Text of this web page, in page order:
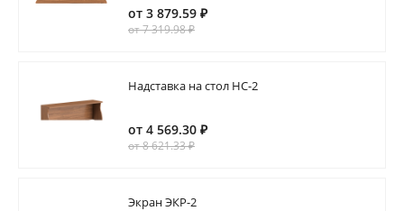
от 3 879.59 ₽
от 7 319.98 ₽
Надставка на стол НС-2
от 4 569.30 ₽
от 8 621.33 ₽
Экран ЭКР-2